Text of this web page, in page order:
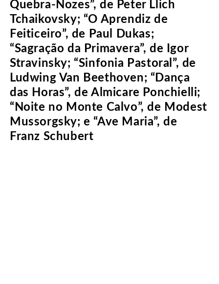
Quebra-Nozes”, de Peter Llich
Tchaikovsky; “O Aprendiz de
Feiticeiro”, de Paul Dukas;
“Sagração da Primavera”, de Igor
Stravinsky; “Sinfonia Pastoral”, de
Ludwing Van Beethoven; “Dança
das Horas”, de Almicare Ponchielli;
“Noite no Monte Calvo”, de Modest
Mussorgsky; e “Ave Maria”, de
Franz Schubert